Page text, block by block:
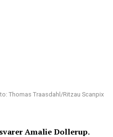
Thomas Traasdahl/Ritzau Scanpix
Amalie Dollerup.